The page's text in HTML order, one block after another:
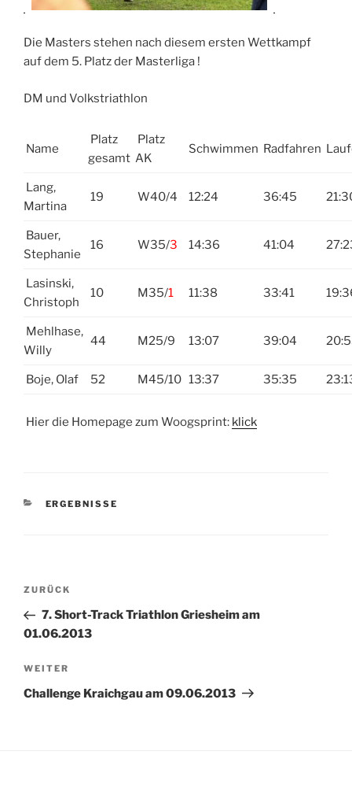
Die Masters stehen nach diesem ersten Wettkampf
auf dem 5. Platz der Masterliga !
DM und Volkstriathlon
Name
Platz
gesamt
Platz
AK
Schwimmen Radfahren
Lang,
Martina
19 W40/4 12:24 36:45
Bauer,
Stephanie
16 W35/3 14:36 41:04
Lasinski,
Christoph
10 M35/1 11:38 33:41
Mehlhase,
Willy
44 M25/9 13:07 39:04
Boje, Olaf 52 M45/10 13:37 35:35
Hier die Homepage zum Woogsprint: klick
KATEGORIEN
ERGEBNISSE
Beitragsnavigation
Vorheriger
Beitrag
ZURÜCK
7. Short-Track Triathlon Griesheim am
01.06.2013
Nächster
Beitrag
WEITER
Challenge Kraichgau am 09.06.2013